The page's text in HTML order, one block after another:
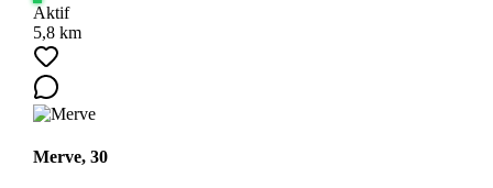
Aktif
5,8 km
Merve, 30